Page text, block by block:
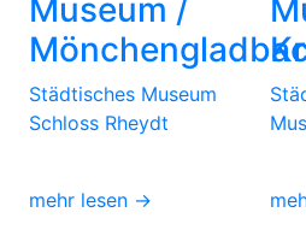
Museum /
Städtisches Museum
Schloss Rheydt
mehr lesen →